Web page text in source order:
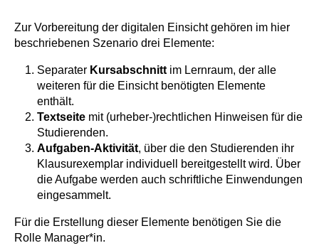
Zur Vorbereitung der digitalen Einsicht gehören im hier
beschriebenen Szenario drei Elemente:
Separater Kursabschnitt im Lernraum, der alle
weiteren für die Einsicht benötigten Elemente
enthält.
Textseite mit (urheber-)rechtlichen Hinweisen für die
Studierenden.
Aufgaben-Aktivität, über die den Studierenden ihr
Klausurexemplar individuell bereitgestellt wird. Über
die Aufgabe werden auch schriftliche Einwendungen
eingesammelt.
Für die Erstellung dieser Elemente benötigen Sie die
Rolle Manager*in.